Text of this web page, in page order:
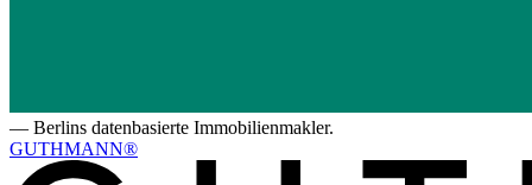
— Berlins datenbasierte Immobilienmakler.
GUTHMANN®